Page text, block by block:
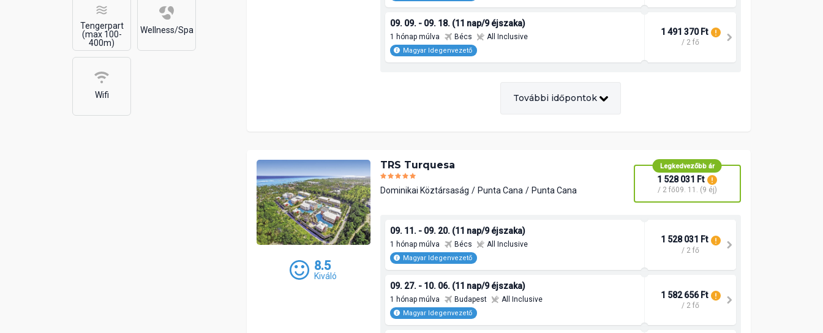
Tengerpart
(max 100-
400m)
Wellness/Spa
Wifi
09. 09. - 09. 18. (11 nap/9 éjszaka)
1 hónap múlva Bécs All Inclusive
Magyar Idegenvezető
1 491 370 Ft
/ 2 fő
További időpontok
8.5
Kiváló
TRS Turquesa
Dominikai Köztársaság Punta Cana Punta Cana
Legkedvezőbb ár
1 528 031 Ft
/ 2 fő09. 11. (9 éj)
09. 11. - 09. 20. (11 nap/9 éjszaka)
1 hónap múlva Bécs All Inclusive
Magyar Idegenvezető
1 528 031 Ft
/ 2 fő
09. 27. - 10. 06. (11 nap/9 éjszaka)
1 hónap múlva Budapest All Inclusive
Magyar Idegenvezető
1 582 656 Ft
/ 2 fő